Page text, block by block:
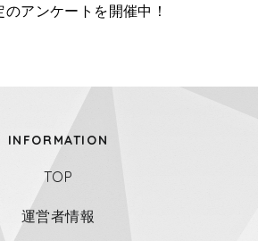
のアンケートを開催中！
INFORMATION
TOP
運営者情報